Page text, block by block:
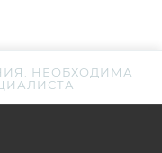
НЕОБХОДИМА